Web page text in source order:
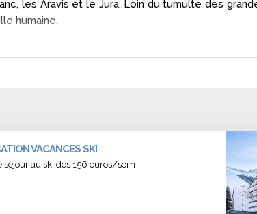
les Aravis et le Jura. Loin du tumulte des
humaine.
à tous les niveaux. Les skieurs
enfants dans les meilleures conditions. Les
enfants organisent des activités variées,
VACANCES SKI
séjour au ski dès 156 euros/sem